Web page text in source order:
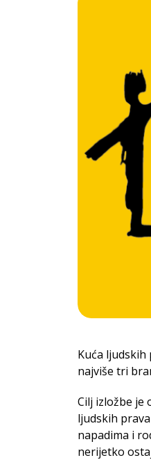
Kuća
najviše tri
Cilj izložbe je
ljudskih
napadima i
nerijetko